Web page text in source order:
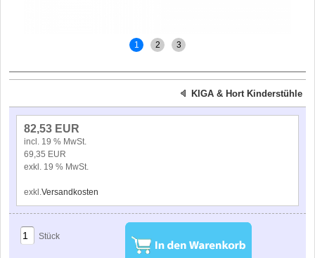
1 2 3
KIGA & Hort Kinderstühle
82,53 EUR
incl. 19 % MwSt.
69,35 EUR
exkl. 19 % MwSt.
exkl.Versandkosten
Stück